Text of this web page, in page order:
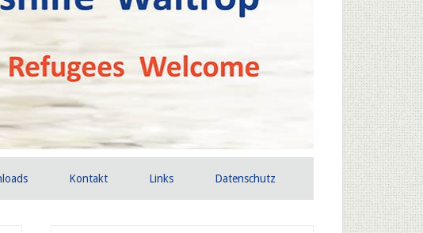
Kontakt Links Datenschutz